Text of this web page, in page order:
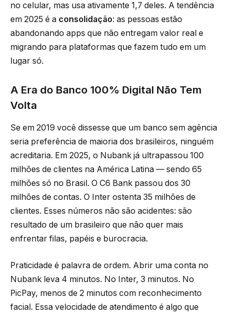
no celular, mas usa ativamente 1,7 deles. A tendência
em 2025 é a consolidação: as pessoas estão
abandonando apps que não entregam valor real e
migrando para plataformas que fazem tudo em um
lugar só.
A Era do Banco 100% Digital Não Tem
Volta
Se em 2019 você dissesse que um banco sem agência
seria preferência de maioria dos brasileiros, ninguém
acreditaria. Em 2025, o Nubank já ultrapassou 100
milhões de clientes na América Latina — sendo 65
milhões só no Brasil. O C6 Bank passou dos 30
milhões de contas. O Inter ostenta 35 milhões de
clientes. Esses números não são acidentes: são
resultado de um brasileiro que não quer mais
enfrentar filas, papéis e burocracia.
Praticidade é palavra de ordem. Abrir uma conta no
Nubank leva 4 minutos. No Inter, 3 minutos. No
PicPay, menos de 2 minutos com reconhecimento
facial. Essa velocidade de atendimento é algo que